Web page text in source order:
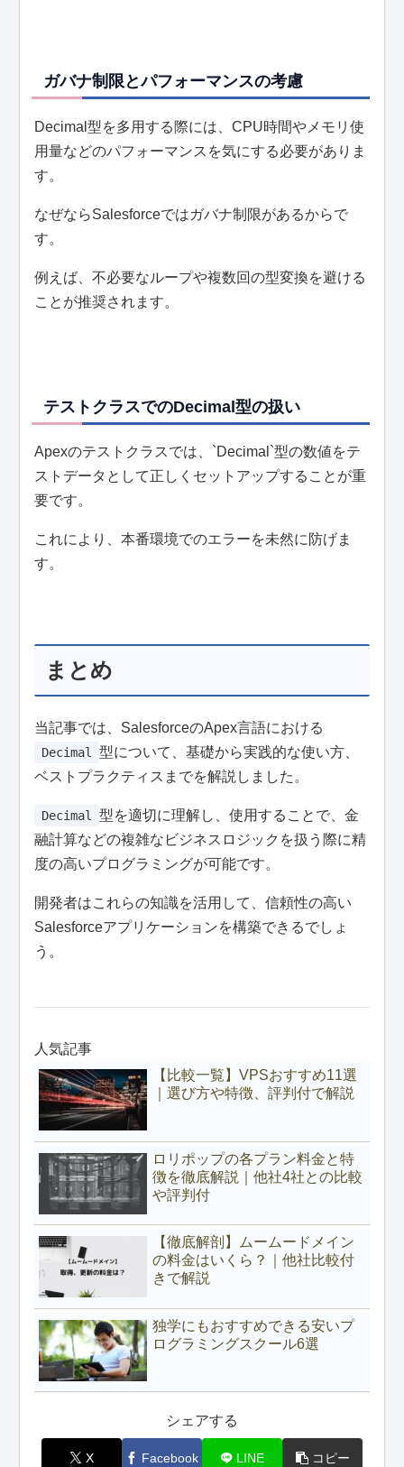
ガバナ制限とパフォーマンスの考慮
Decimal型を多用する際には、CPU時間やメモリ使
用量などのパフォーマンスを気にする必要がありま
す。
なぜならSalesforceではガバナ制限があるからで
す。
例えば、不必要なループや複数回の型変換を避ける
ことが推奨されます。
テストクラスでのDecimal型の扱い
Apexのテストクラスでは、`Decimal`型の数値をテ
ストデータとして正しくセットアップすることが重
要です。
これにより、本番環境でのエラーを未然に防げま
す。
まとめ
当記事では、SalesforceのApex言語における
Decimal 型について、基礎から実践的な使い方、
ベストプラクティスまでを解説しました。
Decimal 型を適切に理解し、使用することで、金
融計算などの複雑なビジネスロジックを扱う際に精
度の高いプログラミングが可能です。
開発者はこれらの知識を活用して、信頼性の高い
Salesforceアプリケーションを構築できるでしょ
う。
人気記事
【比較一覧】VPSおすすめ11選
｜選び方や特徴、評判付で解説
ロリポップの各プラン料金と特
徴を徹底解説｜他社4社との比較
や評判付
【徹底解剖】ムームードメイン
の料金はいくら？｜他社比較付
きで解説
独学にもおすすめできる安いプ
ログラミングスクール6選
シェアする
X Facebook LINE コピー